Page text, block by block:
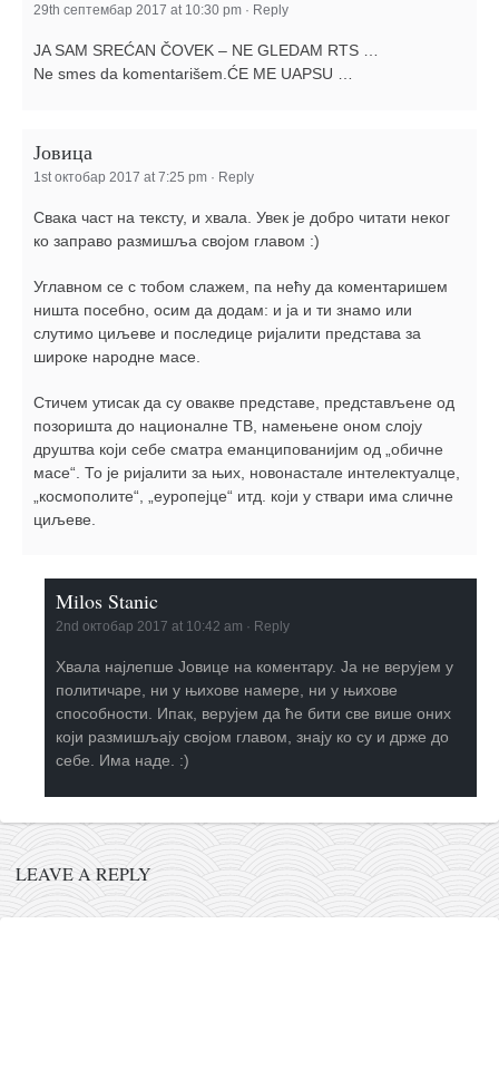
29th септембар 2017 at 10:30 pm · Reply
JA SAM SREĆAN ČOVEK – NE GLEDAM RTS …
Ne smes da komentarišem.ĆE ME UAPSU …
Јовица
1st октобар 2017 at 7:25 pm · Reply
Свака част на тексту, и хвала. Увек је добро читати неког
ко заправо размишља својом главом :)
Углавном се с тобом слажем, па нећу да коментаришем
ништа посебно, осим да додам: и ја и ти знамо или
слутимо циљеве и последице ријалити представа за
широке народне масе.
Стичем утисак да су овакве представе, представљене од
позоришта до националне ТВ, намењене оном слоју
друштва који себе сматра еманципованијим од „обичне
масе“. То је ријалити за њих, новонастале интелектуалце,
„космополите“, „еуропејце“ итд. који у ствари има сличне
циљеве.
Milos Stanic
2nd октобар 2017 at 10:42 am · Reply
Хвала најлепше Јовице на коментару. Ја не верујем у
политичаре, ни у њихове намере, ни у њихове
способности. Ипак, верујем да ће бити све више оних
који размишљају својом главом, знају ко су и држе до
себе. Има наде. :)
LEAVE A REPLY